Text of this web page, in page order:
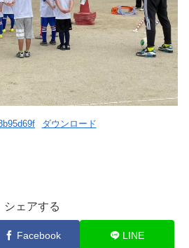
ダウンロード
シェアする
Facebook LINE